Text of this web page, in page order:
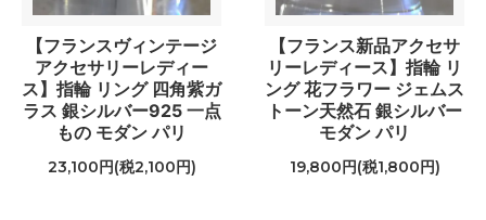
【フランスヴィンテージ
アクセサリーレディー
ス】指輪 リング 四角紫ガ
ラス 銀シルバー925 一点
もの モダン パリ
23,100円(税2,100円)
【フランス新品アクセサ
リーレディース】指輪 リ
ング 花フラワー ジェムス
トーン天然石 銀シルバー
モダン パリ
19,800円(税1,800円)